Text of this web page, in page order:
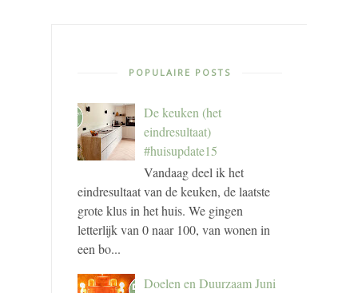
POPULAIRE POSTS
De keuken (het
eindresultaat)
#huisupdate15
Vandaag deel ik het
eindresultaat van de keuken, de laatste
grote klus in het huis. We gingen
letterlijk van 0 naar 100, van wonen in
een bo...
Doelen en Duurzaam Juni